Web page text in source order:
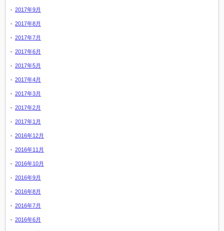
2017年9月
2017年8月
2017年7月
2017年6月
2017年5月
2017年4月
2017年3月
2017年2月
2017年1月
2016年12月
2016年11月
2016年10月
2016年9月
2016年8月
2016年7月
2016年6月